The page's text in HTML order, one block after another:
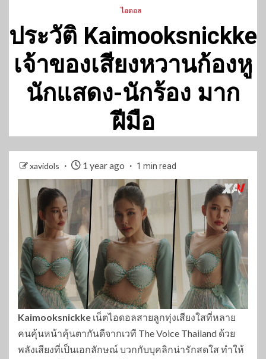
ไอดอล
ประวัติ Kaimooksnickke
เจ้าของเสียงหวานก้องหู
นักแสดง-นักร้อง มาก
ฝีมือ
xavidols 1 year ago 1 min read
Kaimooksnickke เน็ตไอดอลสายลูกทุ่งเสียงใสที่หลาย
คนคุ้นหน้าคุ้นตากันดีจากเวที The Voice Thailand ด้วย
พลังเสียงที่เป็นเอกลักษณ์ บวกกับบุคลิกน่ารักสดใส ทำให้